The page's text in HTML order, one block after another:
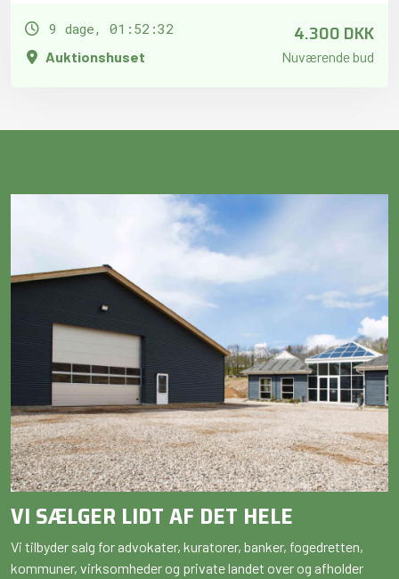
9 dage, 01:52:31
Auktionshuset
4.300 DKK
Nuværende bud
VI SÆLGER LIDT AF DET HELE
Vi tilbyder salg for advokater, kuratorer, banker, fogedretten,
kommuner, virksomheder og private landet over og afholder